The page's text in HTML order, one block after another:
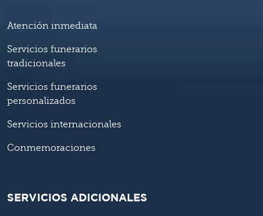
Atención inmediata
Servicios funerarios
tradicionales
Servicios funerarios
personalizados
Servicios internacionales
Conmemoraciones
SERVICIOS ADICIONALES